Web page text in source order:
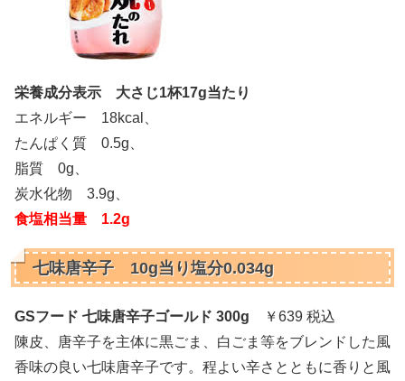
栄養成分表示 大さじ1杯17g当たり
エネルギー 18kcal、
たんぱく質 0.5g、
脂質 0g、
炭水化物 3.9g、
食塩相当量 1.2g
七味唐辛子 10g当り塩分0.034g
GSフード 七味唐辛子ゴールド 300g ￥639 税込
陳皮、唐辛子を主体に黒ごま、白ごま等をブレンドした風
香味の良い七味唐辛子です。程よい辛さとともに香りと風